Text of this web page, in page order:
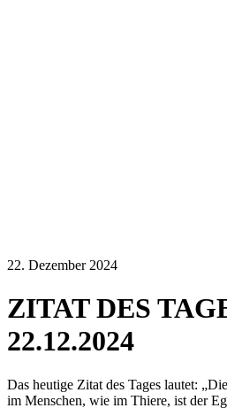
22. Dezember 2024
ZITAT DES
22.12.2024
Das heutige Zitat des Tages lautet:
im Menschen, wie im Thiere, ist der